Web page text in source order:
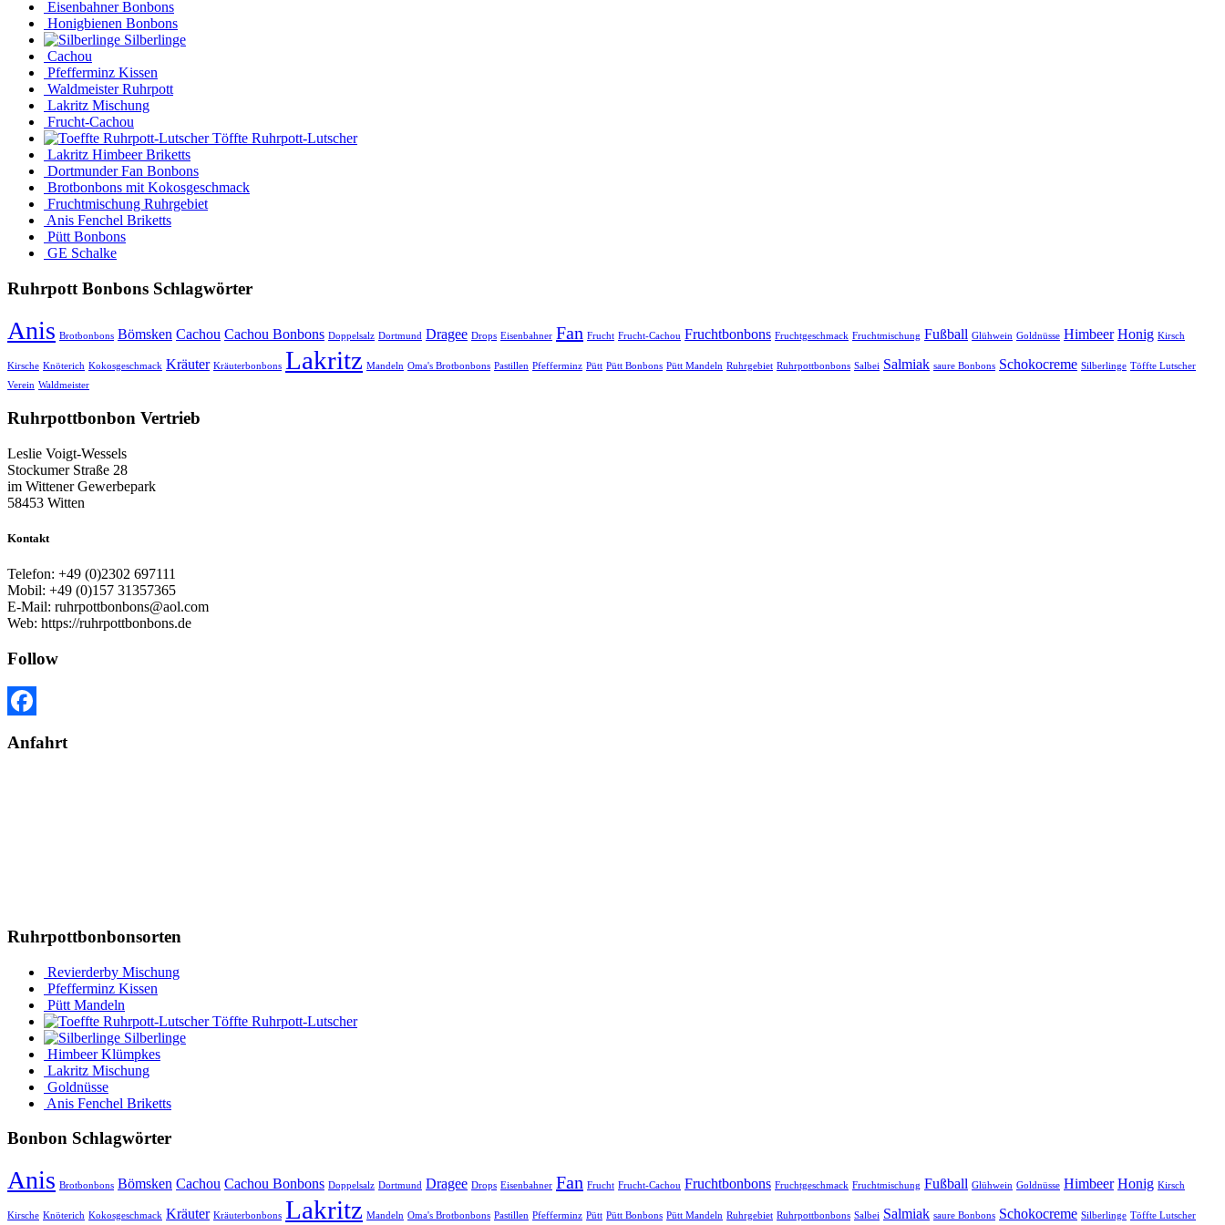
Eisenbahner Bonbons
Honigbienen Bonbons
Silberlinge
Cachou
Pfefferminz Kissen
Waldmeister Ruhrpott
Lakritz Mischung
Frucht-Cachou
Töffte Ruhrpott-Lutscher
Lakritz Himbeer Briketts
Dortmunder Fan Bonbons
Brotbonbons mit Kokosgeschmack
Fruchtmischung Ruhrgebiet
Anis Fenchel Briketts
Pütt Bonbons
GE Schalke
Ruhrpott Bonbons Schlagwörter
Anis Brotbonbons Bömsken Cachou Cachou Bonbons Doppelsalz Dortmund Dragee Drops Eisenbahner Fan Frucht Frucht-Cachou Fruchtbonbons Fruchtgeschmack Fruchtmischung Fußball Glühwein Goldnüsse Himbeer Honig Kirsch
Kirsche Knöterich Kokosgeschmack Kräuter Kräuterbonbons Lakritz Mandeln Oma's Brotbonbons Pastillen Pfefferminz Pütt Pütt Bonbons Pütt Mandeln Ruhrgebiet Ruhrpottbonbons Salbei Salmiak saure Bonbons Schokocreme Silberlinge Töffte Lutscher
Verein Waldmeister
Ruhrpottbonbon Vertrieb
Leslie Voigt-Wessels
Stockumer Straße 28
im Wittener Gewerbepark
58453 Witten
Kontakt
Telefon: +49 (0)2302 697111
Mobil: +49 (0)157 31357365
E-Mail: ruhrpottbonbons@aol.com
Web: https://ruhrpottbonbons.de
Follow
Anfahrt
Ruhrpottbonbonsorten
Revierderby Mischung
Pfefferminz Kissen
Pütt Mandeln
Töffte Ruhrpott-Lutscher
Silberlinge
Himbeer Klümpkes
Lakritz Mischung
Goldnüsse
Anis Fenchel Briketts
Bonbon Schlagwörter
Anis Brotbonbons Bömsken Cachou Cachou Bonbons Doppelsalz Dortmund Dragee Drops Eisenbahner Fan Frucht Frucht-Cachou Fruchtbonbons Fruchtgeschmack Fruchtmischung Fußball Glühwein Goldnüsse Himbeer Honig Kirsch
Kirsche Knöterich Kokosgeschmack Kräuter Kräuterbonbons Lakritz Mandeln Oma's Brotbonbons Pastillen Pfefferminz Pütt Pütt Bonbons Pütt Mandeln Ruhrgebiet Ruhrpottbonbons Salbei Salmiak saure Bonbons Schokocreme Silberlinge Töffte Lutscher